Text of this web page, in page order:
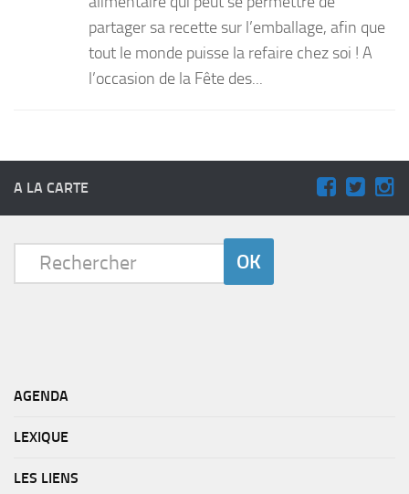
partager sa recette sur l’emballage, afin que
tout le monde puisse la refaire chez soi ! A
l’occasion de la Fête des...
A LA CARTE
AGENDA
LEXIQUE
LES LIENS